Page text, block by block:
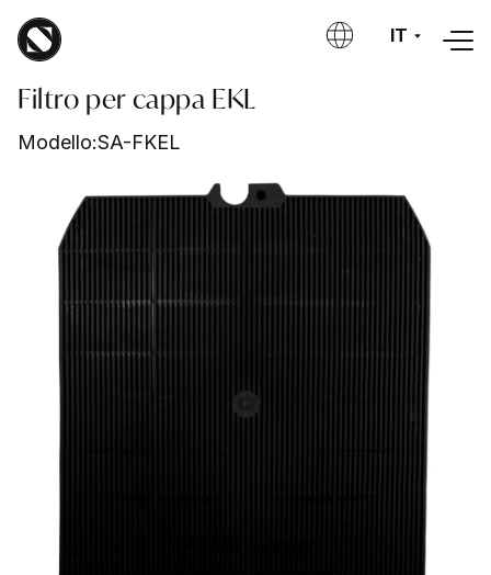
Salta al contenuto principale
IT
Filtro per cappa EKL
Modello:SA-FKEL